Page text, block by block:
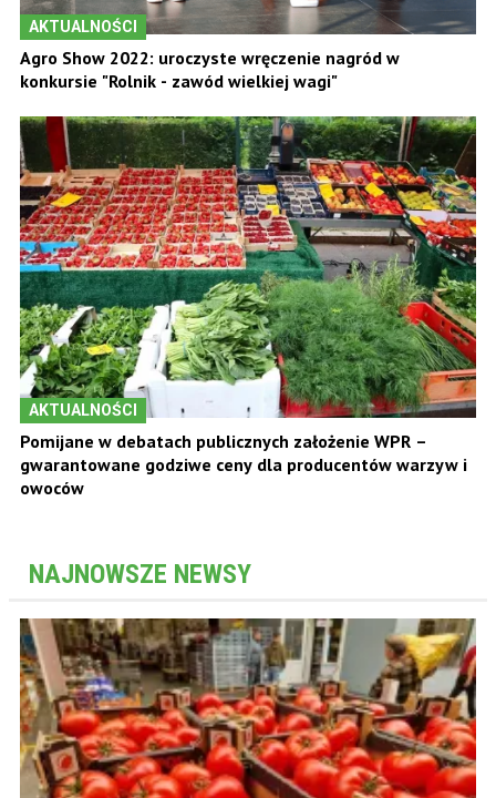
AKTUALNOŚCI
Agro Show 2022: uroczyste wręczenie nagród w
konkursie "Rolnik - zawód wielkiej wagi"
AKTUALNOŚCI
Pomijane w debatach publicznych założenie WPR –
gwarantowane godziwe ceny dla producentów warzyw i
owoców
NAJNOWSZE NEWSY